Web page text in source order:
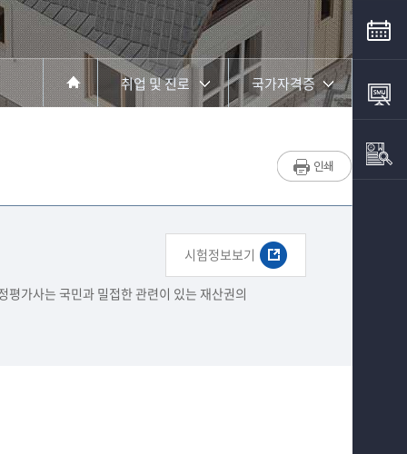
취업 및 진로
입학안내
언론 및 보도
학과 소식
국가자격증
국가자격증
취업게시판
가사는 국민과 밀접한 관련이 있는 재산권의​
시험정보보기